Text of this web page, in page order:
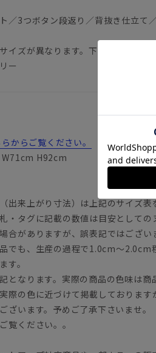
／3つボタン段返り／背抜き仕立て
イズが異なります。下記のサイズ詳
ー
からご覧ください。
H92cm
出来上がり寸法）は上記のサイズ表
・タグに記載の数値は目安としての
合がありますが、誤表記ではござい
でも、生産の過程で1.0cm～2.0cm
す。
となります。実際の商品の色味は商
際の色に近づけて掲載しております
ざいます。予めご了承下さいませ。
覧ください。。
YA3 A3 A4 A5